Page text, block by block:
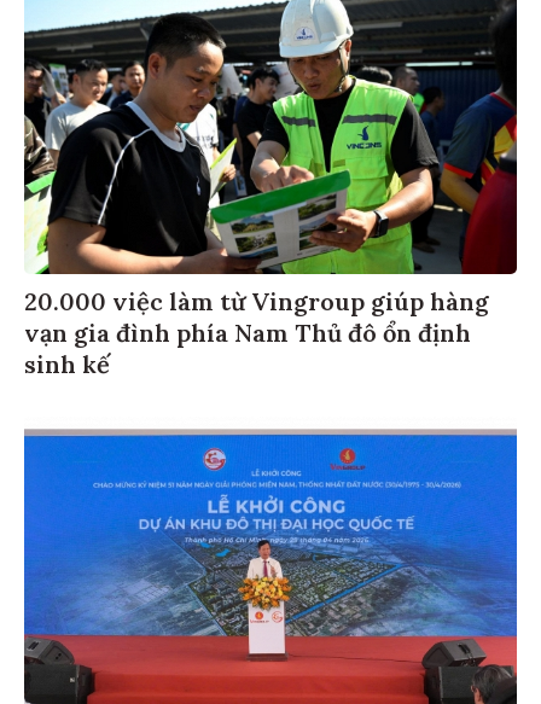
20.000 việc làm từ Vingroup giúp hàng
vạn gia đình phía Nam Thủ đô ổn định
sinh kế